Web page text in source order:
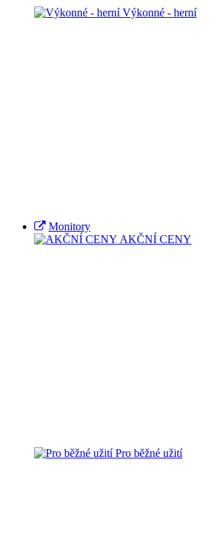
Výkonné - herní
Monitory
AKČNÍ CENY
Pro běžné užití